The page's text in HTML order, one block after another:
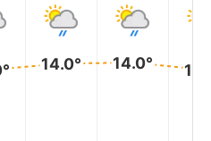
14.0° 14.0°